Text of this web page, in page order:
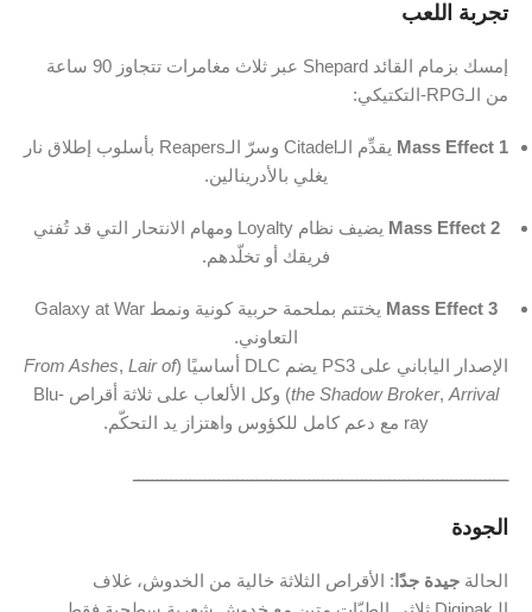
تجربة اللعب
إمسك بزمام القائد Shepard عبر ثلاث مغامرات تتجاوز ‎ 90‎ ساعة
من الـRPG- التكتيكي:
Mass Effect 1 يقدِّم الـCitadel وسرّ الـReapers بأسلوب إطلاق نار
يغلي بالأدرينالين.
Mass Effect 2 يضيف نظامLoyalty ومهام الانتحار التي قدتُفني
فريقك أو تخلّدهم.
Mass Effect 3 يختتم بملحمة حربية كونية ونمط ‎ Galaxy at War‎
التعاوني.
الإصدار الياباني على ‎ PS3‎ يضم DLC أساسيًا ( From Ashes, Lairof
the ShadowBroker, Arrival
) وكل الألعاب على ثلاثة أقراص Blu-
ray مع دعم كامل للكؤوس واهتزاز يد التحكّم.
ـــــــــــــــــــــــــــــــــــــــــــــــــــــــــــــــــــــــــــــــ
الجودة
الحالة جيدة جدًا : الأقراص الثلاثة خالية من الخدوش، غلاف